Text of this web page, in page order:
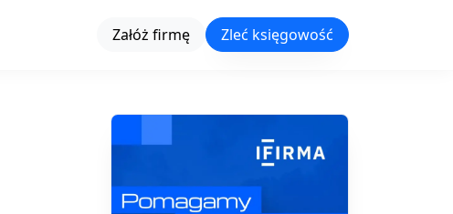
Załóż firmę Zleć księgowość